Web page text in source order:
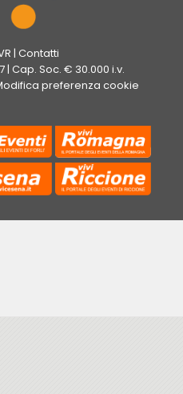
| Contatti
| Cap. Soc. € 30.000 i.v.
preferenza cookie